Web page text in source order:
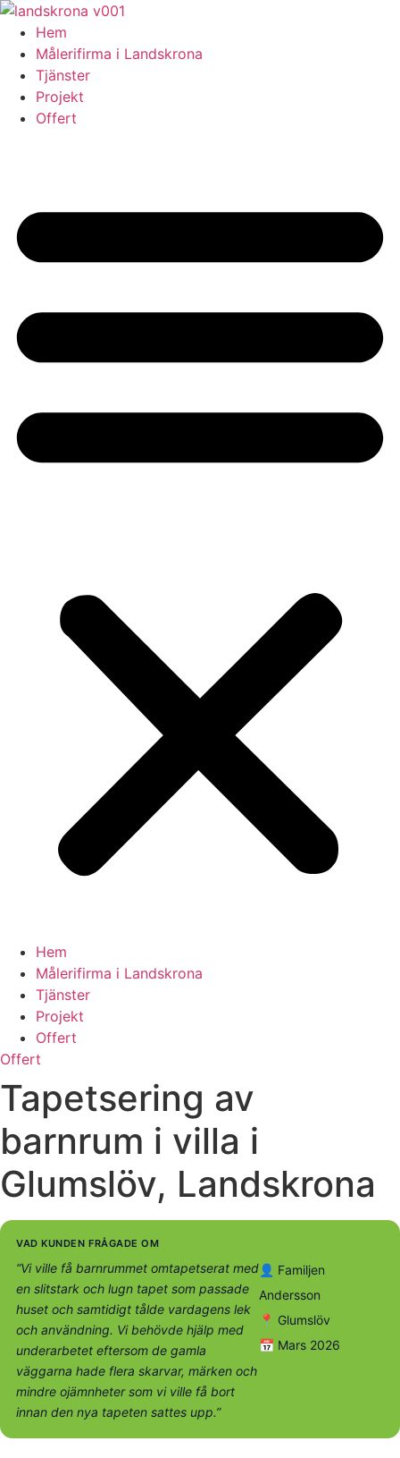
Skip
content
Hem
Målerifirma i Landskrona
Tjänster
Projekt
Offert
Hem
Målerifirma i Landskrona
Tjänster
Projekt
Offert
Offert
Tapetsering av
barnrum i villa i
Glumslöv, Landskrona
VAD KUNDEN FRÅGADE OM
“Vi ville få barnrummet omtapetserat med
en slitstark och lugn tapet som passade
huset och samtidigt tålde vardagens lek
och användning. Vi behövde hjälp med
underarbetet eftersom de gamla
väggarna hade flera skarvar, märken och
mindre ojämnheter som vi ville få bort
innan den nya tapeten sattes upp.”
👤 Familjen
Andersson
📍 Glumslöv
📅 Mars 2026